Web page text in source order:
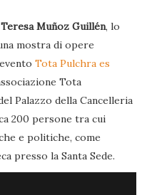
Muñoz Guillén, lo
mostra di opere
Tota Pulchra es
Tota
Palazzo della Cancelleria
200 persone tra cui
e politiche, come
presso la Santa Sede.